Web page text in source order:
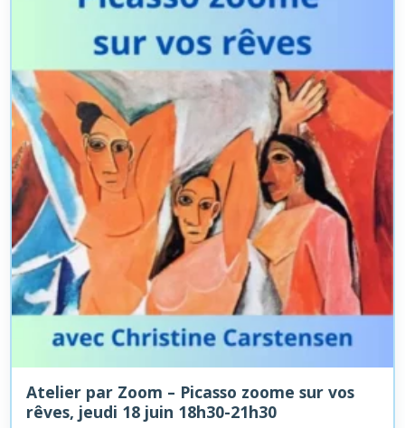
Atelier par Zoom – Picasso zoome sur vos
rêves, jeudi 18 juin 18h30-21h30